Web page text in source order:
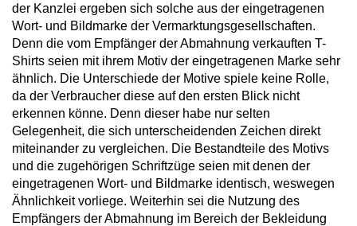
der Kanzlei ergeben sich solche aus der eingetragenen
Wort- und Bildmarke der Vermarktungsgesellschaften.
Denn die vom Empfänger der Abmahnung verkauften T-
Shirts seien mit ihrem Motiv der eingetragenen Marke sehr
ähnlich. Die Unterschiede der Motive spiele keine Rolle,
da der Verbraucher diese auf den ersten Blick nicht
erkennen könne. Denn dieser habe nur selten
Gelegenheit, die sich unterscheidenden Zeichen direkt
miteinander zu vergleichen. Die Bestandteile des Motivs
und die zugehörigen Schriftzüge seien mit denen der
eingetragenen Wort- und Bildmarke identisch, weswegen
Ähnlichkeit vorliege. Weiterhin sei die Nutzung des
Empfängers der Abmahnung im Bereich der Bekleidung